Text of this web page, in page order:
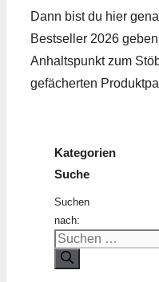
Dann bist du hier
Bestseller 2026
Anhaltspunkt zum
gefächerten
Kategorien
Suche
Suchen
nach: